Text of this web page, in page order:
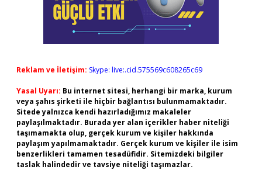
Reklam ve İletişim: Skype: live:.cid.575569c608265c69
Yasal Uyarı: Bu internet sitesi, herhangi bir marka, kurum
veya şahıs şirketi ile hiçbir bağlantısı bulunmamaktadır.
Sitede yalnızca kendi hazırladığımız makaleler
paylaşılmaktadır. Burada yer alan içerikler haber niteliği
taşımamakta olup, gerçek kurum ve kişiler hakkında
paylaşım yapılmamaktadır. Gerçek kurum ve kişiler ile isim
benzerlikleri tamamen tesadüfidir. Sitemizdeki bilgiler
taslak halindedir ve tavsiye niteliği taşımazlar.